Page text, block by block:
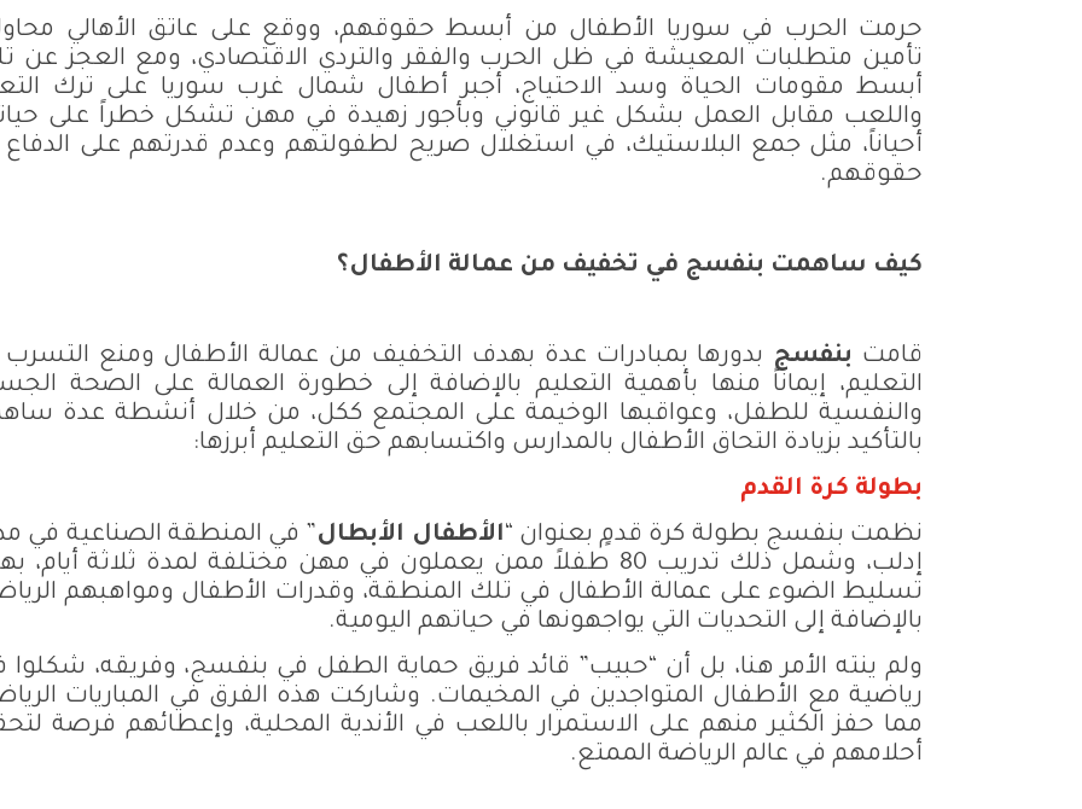
حرمت الحرب في سوريا الأطفال من أبسط حقوقهم، ووقع على عاتق الأهالي
تأمين متطلبات المعيشة في ظل الحرب والفقر والتردي الاقتصادي، ومع العجز عن
أبسط مقومات الحياة وسد الاحتياج، أجبر أطفال شمال غرب سوريا على ترك
واللعب مقابل العمل بشكل غير قانوني وبأجور زهيدة في مهن تشكل خطراً على
أحياناً، مثل جمع البلاستيك، في استغلال صريح لطفولتهم وعدم قدرتهم على
حقوقهم.
كيف ساهمت بنفسج في تخفيف من عمالة الأطفال؟
قامت بنفسج بدورها بمبادرات عدة بهدف التخفيف من عمالة الأطفال ومنع
التعليم، إيماناً منها بأهمية التعليم بالإضافة إلى خطورة العمالة على الصحة
والنفسية للطفل، وعواقبها الوخيمة على المجتمع ككل، من خلال أنشطة عدة
بالتأكيد بزيادة التحاق الأطفال بالمدارس واكتسابهم حق التعليم أبرزها:
بطولة كرة القدم
نظمت بنفسج بطولة كرة قدمٍ بعنوان “الأطفال الأبطال” في المنطقة الصناعية في
إدلب، وشمل ذلك تدريب 80 طفلاً ممن يعملون في مهن مختلفة لمدة ثلاثة أيام،
تسليط الضوء على عمالة الأطفال في تلك المنطقة، وقدرات الأطفال ومواهبهم
بالإضافة إلى التحديات التي يواجهونها في حياتهم اليومية.
ولم ينته الأمر هنا، بل أن “حبيب” قائد فريق حماية الطفل في بنفسج، وفريقه، شكلوا
رياضية مع الأطفال المتواجدين في المخيمات. وشاركت هذه الفرق في المباريات
مما حفز الكثير منهم على الاستمرار باللعب في الأندية المحلية، وإعطائهم فرصة
أحلامهم في عالم الرياضة الممتع.